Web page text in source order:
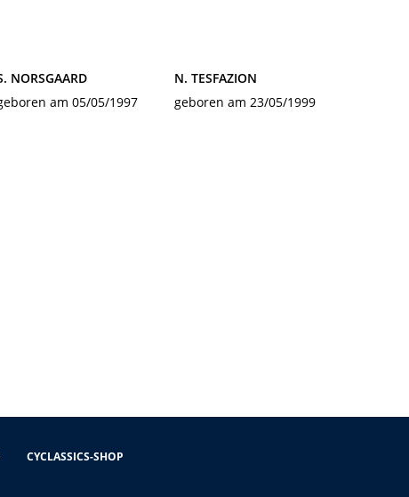
NORSGAARD
am 05/05/1997
N. TESFAZION
geboren am 23/05/1999
CYCLASSICS-SHOP